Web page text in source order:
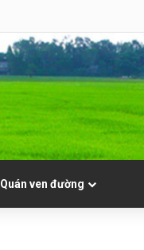
Quán ven đường